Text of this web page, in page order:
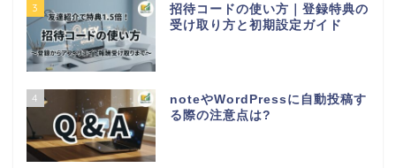
3
招待コードの使い方｜登録特典の
受け取り方と初期設定ガイド
4
noteやWordPressに自動投稿す
る際の注意点は?